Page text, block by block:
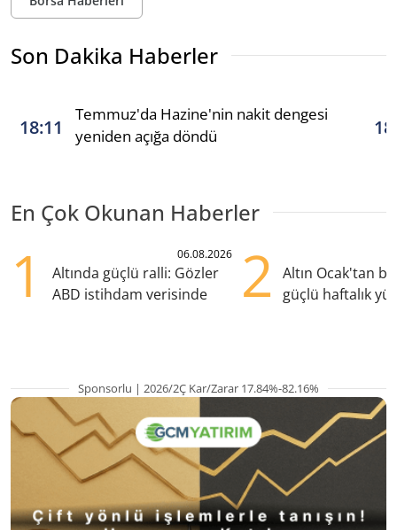
Son Dakika Haberler
18:11
Temmuz'da Hazine'nin nakit dengesi
yeniden açığa döndü
En Çok Okunan Haberler
1 06.08.2026
Altında güçlü ralli: Gözler
ABD istihdam verisinde
2
Altın Ocak'tan
güçlü haftalık
Sponsorlu | 2026/2Ç Kar/Zarar 17.84%-82.16%